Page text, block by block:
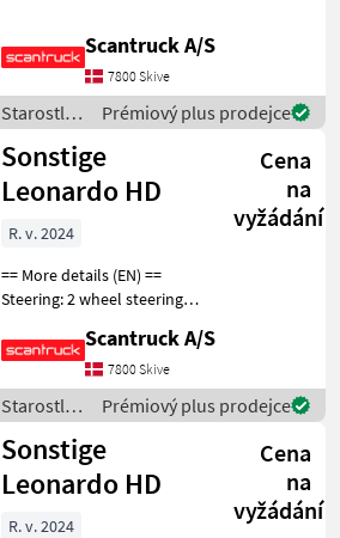
type: None marking Wheel
rear type: None marking
Battery (V): 24 Lifting speed
up
Scantruck A/S
7800 Skive
Starostlivosť
o stromy /
Sonstige
Prémiový plus prodejce
Sonstige
Leonardo HD
Cena
na
vyžádání
R. v. 2024
== More details (EN) ==
Steering: 2 wheel steering
marking tires Wheel rear
type: Non-marking tires
Lifting speed up/down
(sek.): 16/21 Plat
Scantruck A/S
7800 Skive
Starostlivosť
o stromy /
Sonstige
Prémiový plus prodejce
Sonstige
Leonardo HD
Cena
na
vyžádání
R. v. 2024